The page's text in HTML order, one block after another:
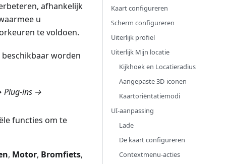
afhankelijk
u
te voldoen.
beschikbaar worden
Plug-ins →
functies om te
, Motor, Bromfiets,
Kaart configureren
Scherm configureren
Uiterlijk profiel
Uiterlijk Mijn locatie
Kijkhoek en Locatieradius
Aangepaste 3D-iconen
Kaartoriëntatiemodi
UI-aanpassing
Lade
De kaart configureren
Contextmenu-acties